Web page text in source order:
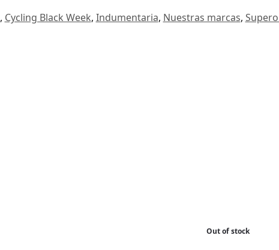
, Cycling Black Week, Indumentaria, Nuestras marcas,
Out of stock